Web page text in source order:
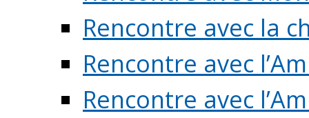
Rencontre avec la
Rencontre avec
Rencontre avec